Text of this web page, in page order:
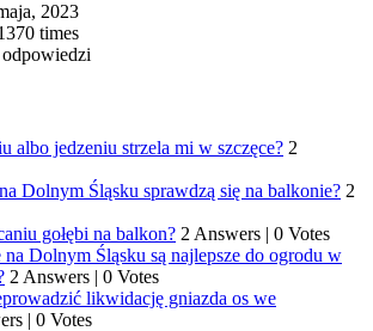
2023
times
odpowiedzi
albo jedzeniu strzela mi w szczęce? 2
Dolnym Śląsku sprawdzą się na balkonie? 2
gołębi na balkon? 2 Answers | 0 Votes
na Dolnym Śląsku są najlepsze do ogrodu w
2 Answers | 0 Votes
likwidację gniazda os we
| 0 Votes